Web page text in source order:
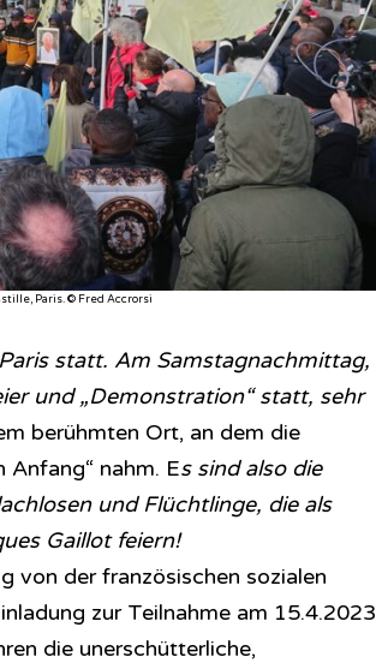
Paris. © Fred Accrorsi
statt. Am Samstagnachmittag,
und „Demonstration“ statt, sehr
berühmten Ort, an dem die
Anfang“ nahm. Es sind also die
und Flüchtlinge, die als
Gaillot feiern!
von der französischen sozialen
zur Teilnahme am 15.4.2023
die unerschütterliche,